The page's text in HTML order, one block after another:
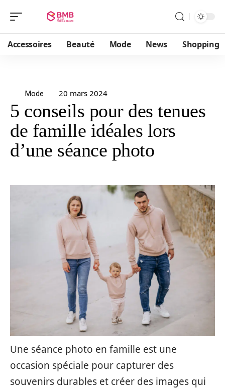
Accessoires Beauté Mode News Shopping
Mode 20 mars 2024
5 conseils pour des tenues
de famille idéales lors
d’une séance photo
Une séance photo en famille est une
occasion spéciale pour capturer des
souvenirs durables et créer des images qui